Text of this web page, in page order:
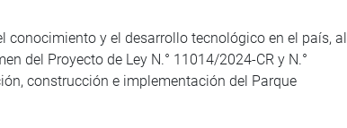
y el desarrollo tecnológico en el país, al
del Proyecto de Ley N.° 11014/2024-CR y N.°
construcción e implementación del Parque